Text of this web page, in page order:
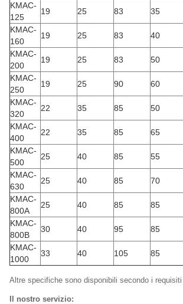
KMAC-
125
19 25 83 35
KMAC-
160
19 25 83 40
KMAC-
200
19 25 83 50
KMAC-
250
19 25 90 60
KMAC-
320
22 35 85 50
KMAC-
400
22 35 85 65
KMAC-
500
25 40 85 55
KMAC-
630
25 40 85 70
KMAC-
800A
25 40 85 85
KMAC-
800B
30 40 95 85
KMAC-
1000
33 40 105 85
Altre specifiche sono disponibili secondo i
Il nostro servizio: